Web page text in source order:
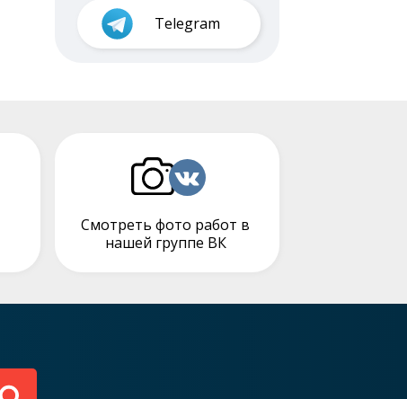
Смотреть фото работ в
нашей группе ВК
Telegram